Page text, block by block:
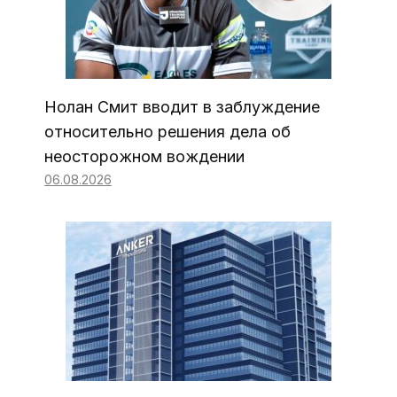
Нолан Смит вводит в заблуждение
относительно решения дела об
неосторожном вождении
06.08.2026